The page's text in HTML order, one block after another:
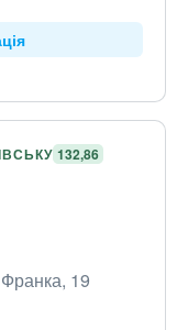
132,86
Франка, 19